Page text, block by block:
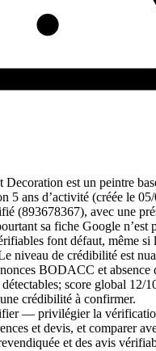
est un peintre
5 ans d’activité (créée le
(893678367), avec une
sa fiche Google n’est
font défaut, même si
niveau de crédibilité est
BODACC et absence
score global 12/
crédibilité à confirmer.
— privilégier la
et devis, et comparer
et des avis